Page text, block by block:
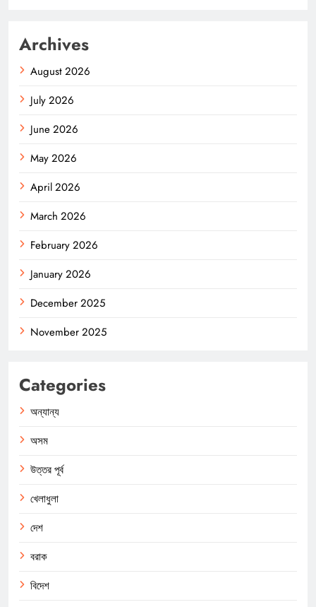
Archives
August 2026
July 2026
June 2026
May 2026
April 2026
March 2026
February 2026
January 2026
December 2025
November 2025
Categories
অন্যান্য
অসম
উত্তর পূর্ব
খেলাধুলা
দেশ
বরাক
বিদেশ